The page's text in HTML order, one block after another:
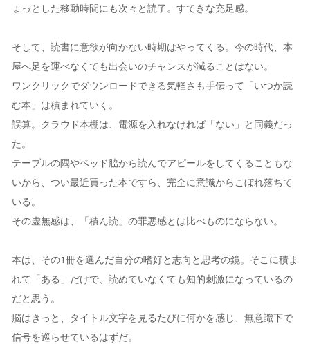
ょっとした移動時間にも次々と読了。すてきな充足感。
そして、読書に意欲が向かない時期はやってくる。今の時代、本
屋へ足を運べなくても出会いのチャンスが減ることはない。
ワンクリックでダウンロードできる気軽さも手伝って「いつか読
む本」は積まれていく。
誤算。クラウド本棚は、電源を入れなければ「ない」と同義だっ
た。
テーブルの隅やベッド脇から読んでアピールをしてくることもな
いから、つい最近買った本ですら、完全に意識からこぼれ落ちて
いる。
その虚無感は、「積ん読」の罪悪感とは比べものにならない。
本は、その1冊を選んだ自分の嗜好と志向と思考の鏡。そこに積ま
れて「ある」だけで、読めていなくても知的刺激になっているの
だと思う。
脳はきっと、タイトル文字を見るたびに何かを感じ、無意識下で
信号を巡らせているはずだ。